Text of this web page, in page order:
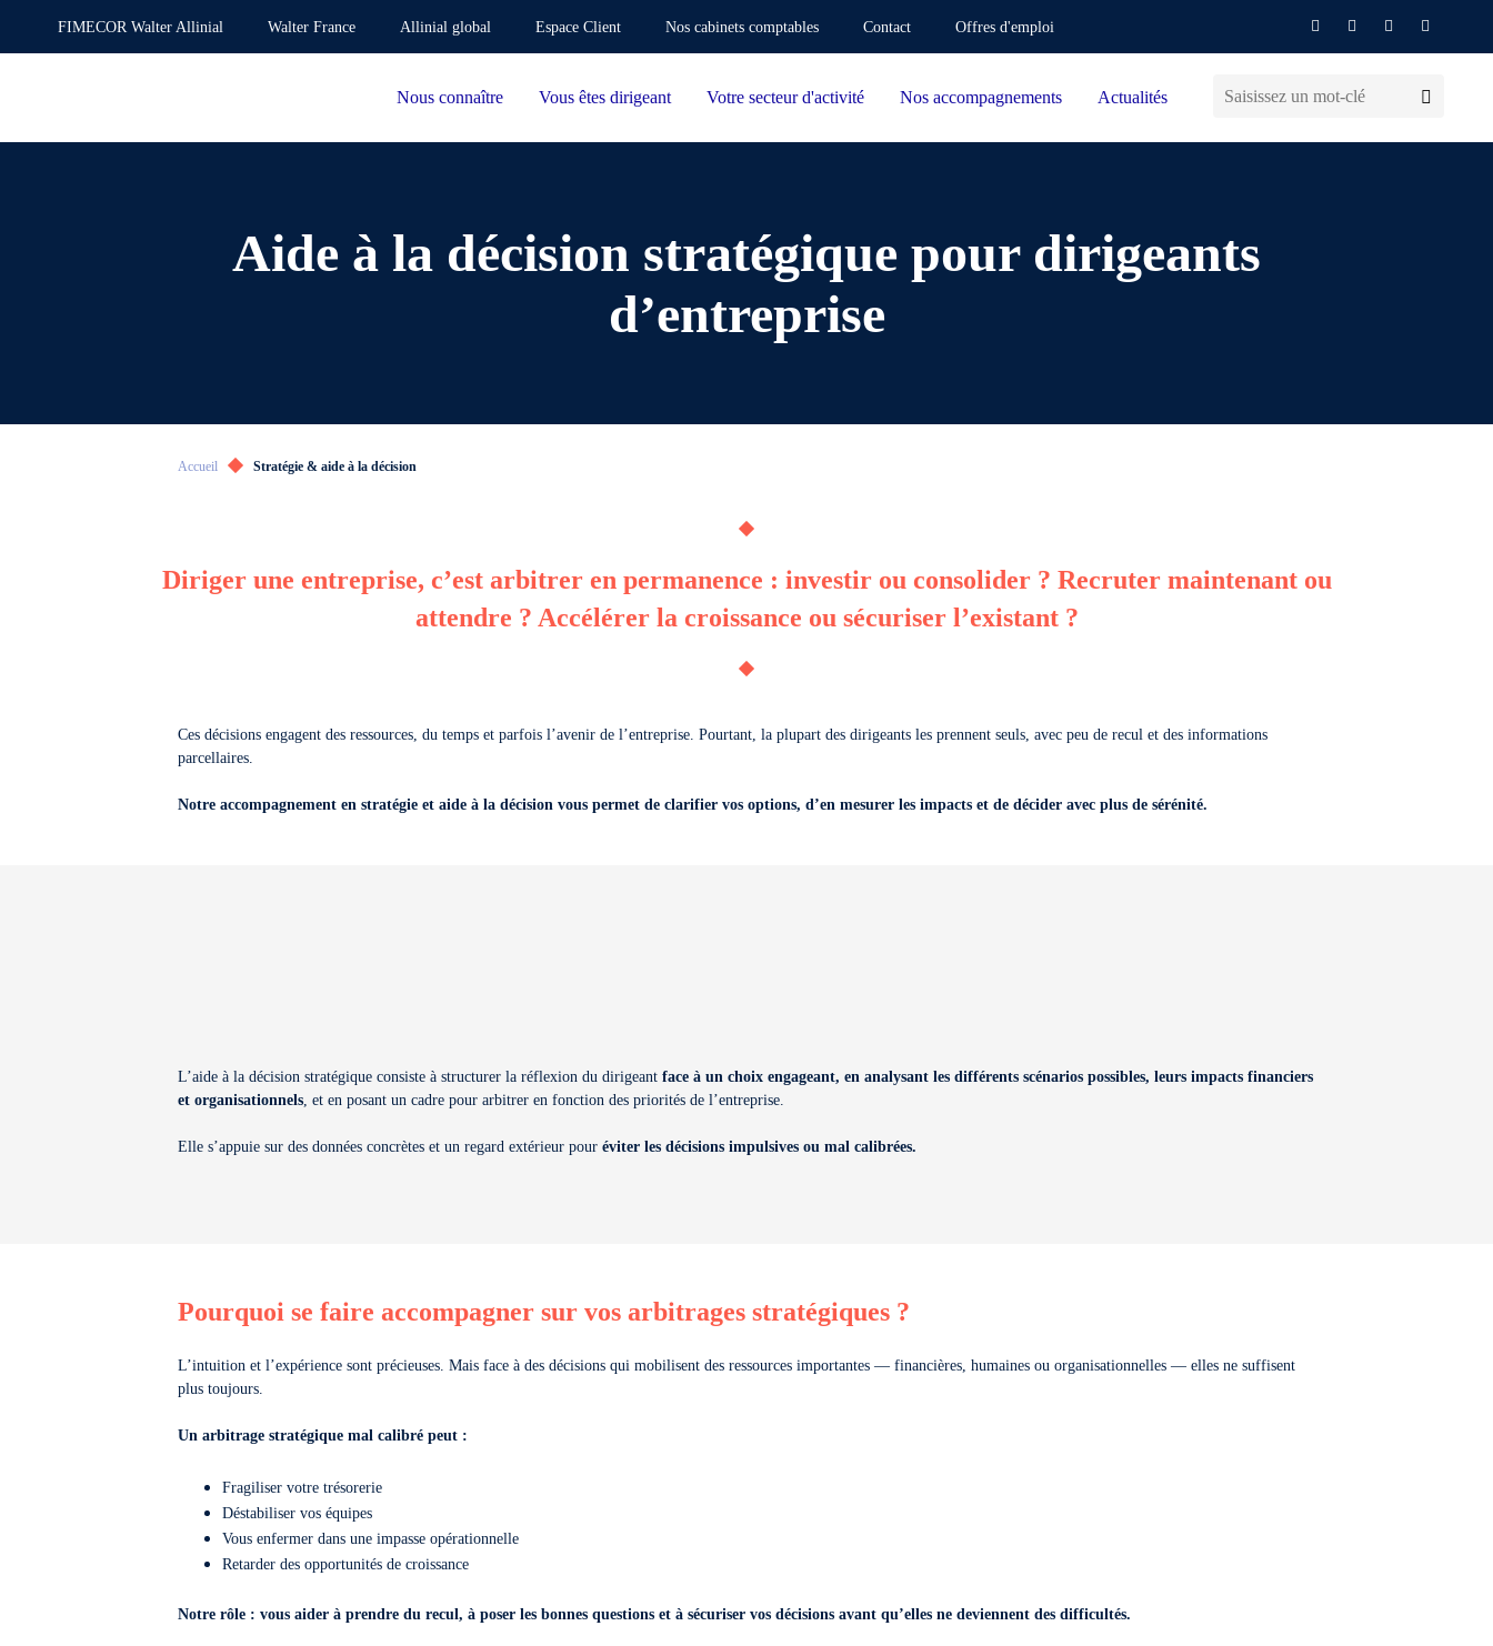
FIMECOR Walter Allinial Walter France Allinial global Espace Client Nos cabinets comptables Contact Offres d'emploi
Nous connaître Vous êtes dirigeant Votre secteur d'activité Nos accompagnements Actualités
Aide à la décision stratégique pour dirigeants
d’entreprise
Accueil Stratégie & aide à la décision
Diriger une entreprise, c’est arbitrer en permanence : investir ou consolider ? Recruter maintenant ou
attendre ? Accélérer la croissance ou sécuriser l’existant ?
Ces décisions engagent des ressources, du temps et parfois l’avenir de l’entreprise. Pourtant, la plupart des dirigeants les prennent seuls, avec peu de recul et des informations
parcellaires.
Notre accompagnement en stratégie et aide à la décision vous permet de clarifier vos options, d’en mesurer les impacts et de décider avec plus de sérénité.
L’aide à la décision stratégique consiste à structurer la réflexion du dirigeant face à un choix engageant, en analysant les différents scénarios possibles, leurs impacts financiers
et organisationnels, et en posant un cadre pour arbitrer en fonction des priorités de l’entreprise.
Elle s’appuie sur des données concrètes et un regard extérieur pour éviter les décisions impulsives ou mal calibrées.
Pourquoi se faire accompagner sur vos arbitrages stratégiques ?
L’intuition et l’expérience sont précieuses. Mais face à des décisions qui mobilisent des ressources importantes — financières, humaines ou organisationnelles — elles ne suffisent
plus toujours.
Un arbitrage stratégique mal calibré peut :
Fragiliser votre trésorerie
Déstabiliser vos équipes
Vous enfermer dans une impasse opérationnelle
Retarder des opportunités de croissance
Notre rôle : vous aider à prendre du recul, à poser les bonnes questions et à sécuriser vos décisions avant qu’elles ne deviennent des difficultés.